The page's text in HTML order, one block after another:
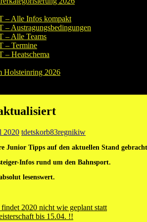
– Alle Infos kompakt
– Austragungsbedingungen
– Alle Teams
– Termine
– Heatschema
Holsteinring 2026
2020 tdetskorb83regnikiw
Junior Tipps auf den aktuellen Stand
Infos rund um den Bahnsport.
lesenswert.
2020 nicht wie geplant statt
bis 15.04. !!